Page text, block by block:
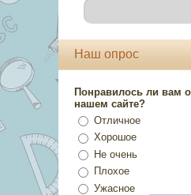
Наш опрос
Понравилось ли вам
нашем сайте?
Отличное
Хорошое
Не очень
Плохое
Ужасное